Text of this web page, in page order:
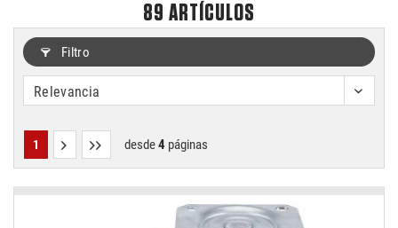
89 ARTÍCULOS
Filtro
1 desde4 páginas